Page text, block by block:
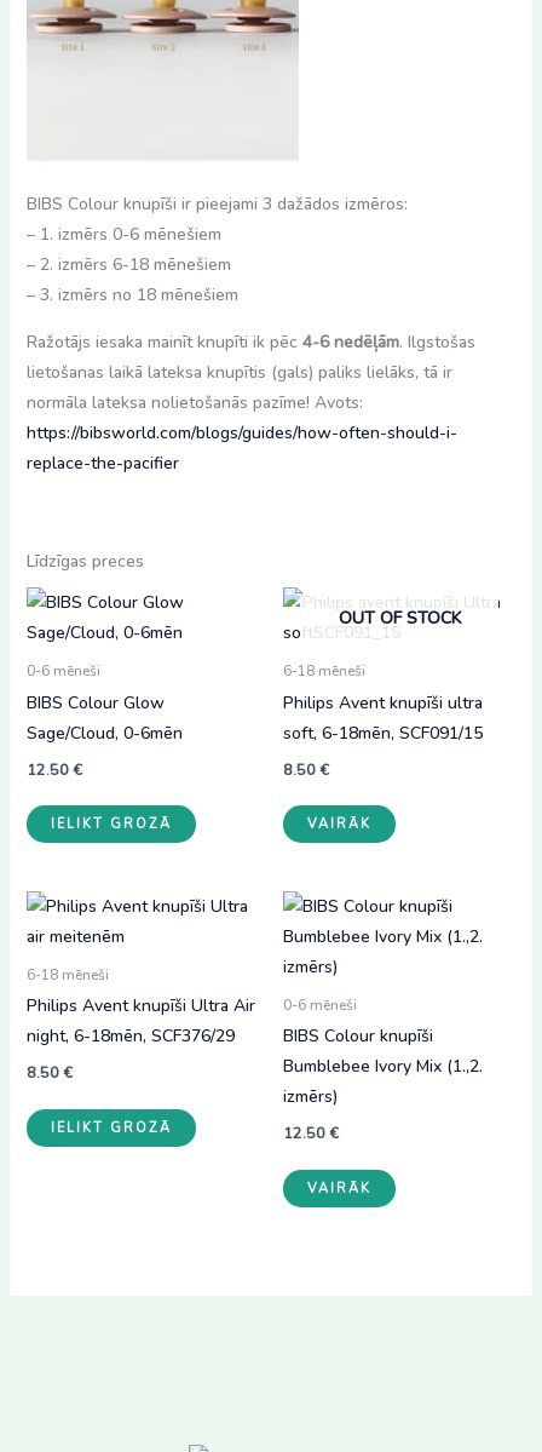
BIBS Colour knupīši ir pieejami 3 dažādos izmēros:
– 1. izmērs 0-6 mēnešiem
– 2. izmērs 6-18 mēnešiem
– 3. izmērs no 18 mēnešiem
Ražotājs iesaka mainīt knupīti ik pēc 4-6 nedēļām. Ilgstošas
lietošanas laikā lateksa knupītis (gals) paliks lielāks, tā ir
normāla lateksa nolietošanās pazīme! Avots:
https://bibsworld.com/blogs/guides/how-often-should-i-
replace-the-pacifier
Līdzīgas preces
0-6 mēneši
BIBS Colour Glow
Sage/Cloud, 0-6mēn
12.50€
IELIKT GROZĀ
OUT OF STOCK
6-18 mēneši
Philips Avent knupīši ultra
soft, 6-18mēn, SCF091/15
8.50€
VAIRĀK
6-18 mēneši
Philips Avent knupīši Ultra Air
night, 6-18mēn, SCF376/29
8.50€
IELIKT GROZĀ
0-6 mēneši
BIBS Colour knupīši
Bumblebee Ivory Mix (1.,2.
izmērs)
12.50€
VAIRĀK
product